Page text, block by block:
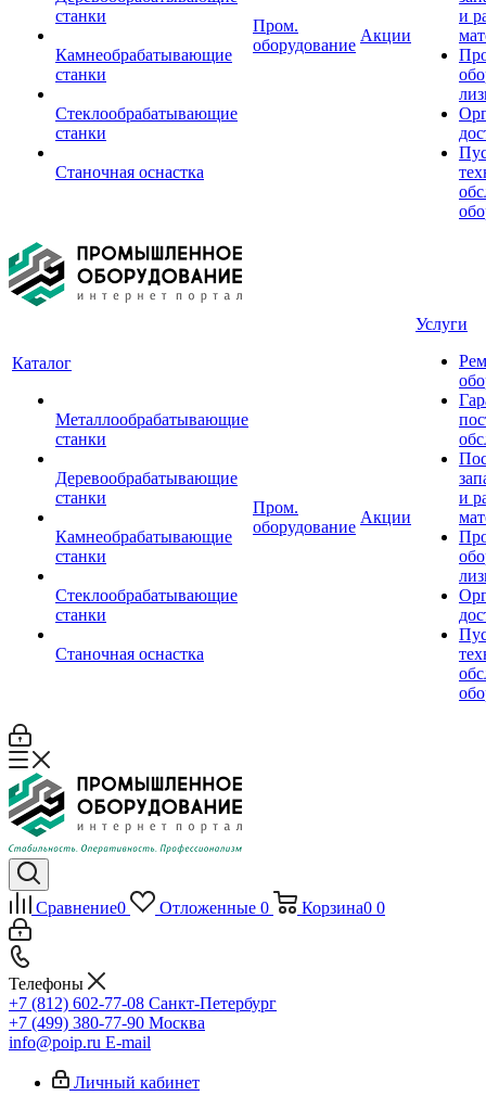
станки
Камнеобрабатывающие
станки
Стеклообрабатывающие
станки
Станочная оснастка
Пром.
оборудование
Акции
и
Каталог
Металлообрабатывающие
станки
Деревообрабатывающие
станки
Камнеобрабатывающие
станки
Стеклообрабатывающие
станки
Станочная оснастка
Пром.
оборудование
Акции
Услуги
и
Сравнение0 Отложенные 0 Корзина0 0
Телефоны
+7 (812) 602-77-08 Санкт-Петербург
+7 (499) 380-77-90 Москва
info@poip.ru E-mail
Личный кабинет